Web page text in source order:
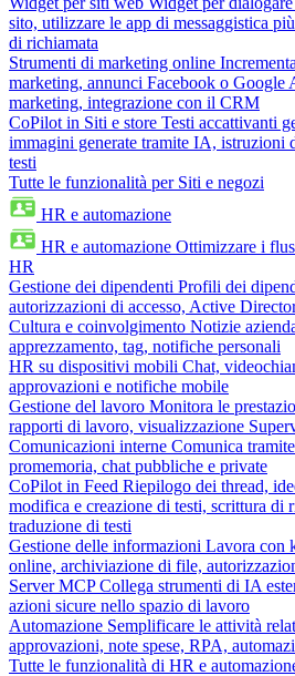
sito, utilizzare le app di messaggistica
di richiamata
Strumenti di marketing online
marketing, annunci Facebook o Google
marketing, integrazione con il CRM
CoPilot in Siti e store Testi accattivanti
immagini generate tramite IA, istruzioni
testi
Tutte le funzionalità per Siti e negozi
HR e automazione
HR e automazione Ottimizzare i
HR
Gestione dei dipendenti Profili dei
autorizzazioni di accesso, Active
Cultura e coinvolgimento Notizie
apprezzamento, tag, notifiche personali
HR su dispositivi mobili Chat,
approvazioni e notifiche mobile
Gestione del lavoro Monitora le
rapporti di lavoro, visualizzazione
Comunicazioni interne Comunica
promemoria, chat pubbliche e private
CoPilot in Feed Riepilogo dei thread,
modifica e creazione di testi, scrittura di
traduzione di testi
Gestione delle informazioni Lavora con
online, archiviazione di file,
Server MCP Collega strumenti di IA
azioni sicure nello spazio di lavoro
Automazione Semplificare le attività
approvazioni, note spese, RPA,
Tutte le funzionalità di HR e